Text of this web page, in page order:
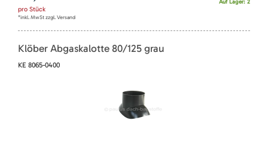
pro Stück
*inkl. MwSt zzgl. Versand
Klöber Abgaskalotte 80/125 grau
KE 8065-0400